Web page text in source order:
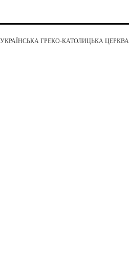
УКРАЇНСЬКА ГРЕКО-КАТОЛИЦЬКА ЦЕРКВА